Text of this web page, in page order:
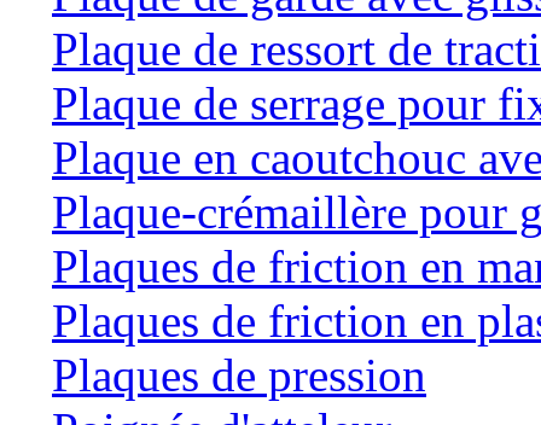
Plaque de ressort de
Plaque de serrage pour
Plaque en caoutchouc
Plaque-crémaillère pour
Plaques de friction en
Plaques de friction en
Plaques de pression